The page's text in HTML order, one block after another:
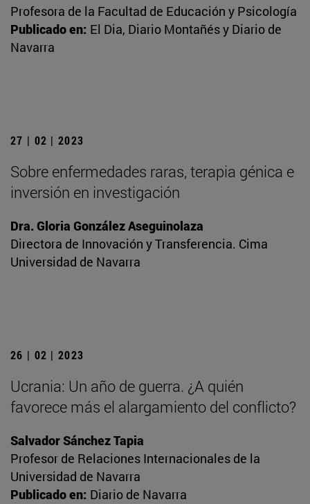
Profesora de la Facultad de Educación y Psicología
Publicado en: El Dia, Diario Montañés y Diario de
Navarra
27 | 02 | 2023
Sobre enfermedades raras, terapia génica e
inversión en investigación
Dra. Gloria González Aseguinolaza
Directora de Innovación y Transferencia. Cima
Universidad de Navarra
26 | 02 | 2023
Ucrania: Un año de guerra. ¿A quién
favorece más el alargamiento del conflicto?
Salvador Sánchez Tapia
Profesor de Relaciones Internacionales de la
Universidad de Navarra
Publicado en: Diario de Navarra